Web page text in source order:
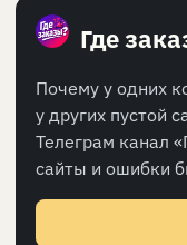
Где
Почему у одних
у других пустой
Телеграм канал
сайты и ошибки